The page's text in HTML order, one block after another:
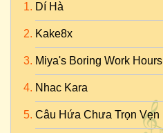
Dí Hà
Kake8x
Miya's Boring Work Hours
Nhac Kara
Câu Hứa Chưa Trọn Vẹn